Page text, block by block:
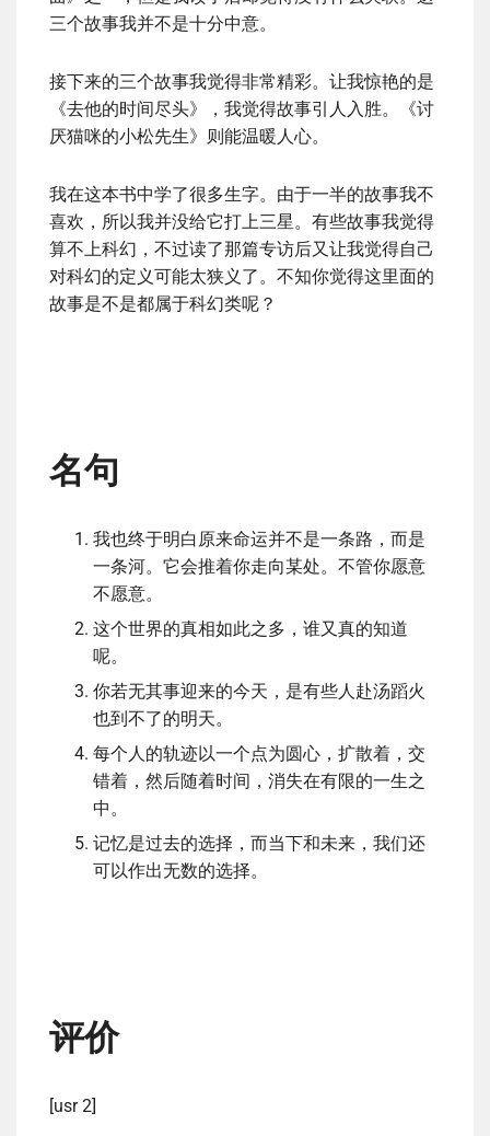
三个故事我并不是十分中意。
接下来的三个故事我觉得非常精彩。让我惊艳的是
《去他的时间尽头》，我觉得故事引人入胜。《讨
厌猫咪的小松先生》则能温暖人心。
我在这本书中学了很多生字。由于一半的故事我不
喜欢，所以我并没给它打上三星。有些故事我觉得
算不上科幻，不过读了那篇专访后又让我觉得自己
对科幻的定义可能太狭义了。不知你觉得这里面的
故事是不是都属于科幻类呢？
名句
我也终于明白原来命运并不是一条路，而是
一条河。它会推着你走向某处。不管你愿意
不愿意。
这个世界的真相如此之多，谁又真的知道
呢。
你若无其事迎来的今天，是有些人赴汤蹈火
也到不了的明天。
每个人的轨迹以一个点为圆心，扩散着，交
错着，然后随着时间，消失在有限的一生之
中。
记忆是过去的选择，而当下和未来，我们还
可以作出无数的选择。
评价
[usr 2]